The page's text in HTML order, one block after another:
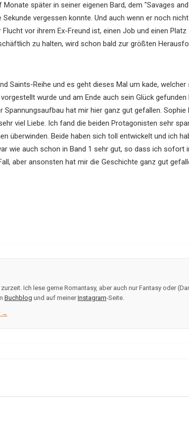
später in seiner eigenen Bard, dem "Savages
vergessen konnte. Und auch wenn er noch
vor ihrem Ex-Freund ist, einen Job und einen
zu halten, wird schon bald zur größten
Saints-Reihe und es geht dieses Mal um kade,
wurde und am Ende auch sein Glück
Spannungsaufbau hat mir hier ganz gut gefallen.
viel Liebe. Ich fand die beiden Protagonisten sehr
überwinden. Beide haben sich toll entwickelt und ich
wie auch schon in Band 1 sehr gut, so dass ich sofort
aber ansonsten hat mir die Geschichte ganz gut
Ich lese gerne Romantasy, aber auch nur Fantasy oder
Buchblog und auf meinerInstagram-Seite.
→